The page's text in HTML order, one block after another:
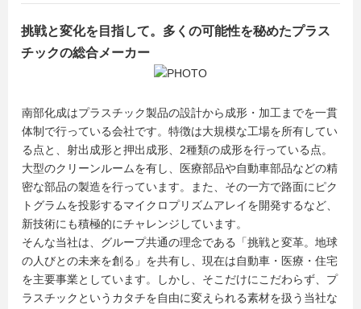
挑戦と変化を目指して。多くの可能性を秘めたプラス
チックの総合メーカー
南部化成はプラスチック製品の設計から成形・加工までを一貫
体制で行っている会社です。特徴は大規模な工場を所有してい
る点と、射出成形と押出成形、2種類の成形を行っている点。
大型のクリーンルームを有し、医療部品や自動車部品などの精
密な部品の製造を行っています。また、その一方で路面にピク
トグラムを投影するマイクロプリズムアレイを開発するなど、
新技術にも積極的にチャレンジしています。
そんな当社は、グループ共通の理念である「挑戦と変革。地球
の人びとの未来を創る」を共有し、現在は自動車・医療・住宅
を主要事業としています。しかし、そこだけにこだわらず、プ
ラスチックというカタチを自由に変えられる素材を扱う当社な